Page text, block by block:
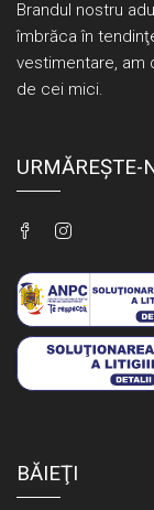
Brandul nostru
îmbrăca în
vestimentare, am
de cei mici.
URMĂREȘTE-
BĂIEŢI